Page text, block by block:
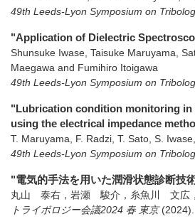
49th Leeds-Lyon Symposium on
"Application of Dielectric
Shunsuke Iwase, Taisuke Maruyama,
Maegawa and Fumihiro Itoigawa
49th Leeds-Lyon Symposium on
"Lubrication condition monitoring in
using the electrical impedance
T. Maruyama, F. Radzi, T. Sato, S.
49th Leeds-Lyon Symposium on
"電気的手法を用いた潤滑状態診断技
丸山 泰右，岩瀬 駿介，糸魚川 文
トライボロジー会議2024 春 東京 (2024)